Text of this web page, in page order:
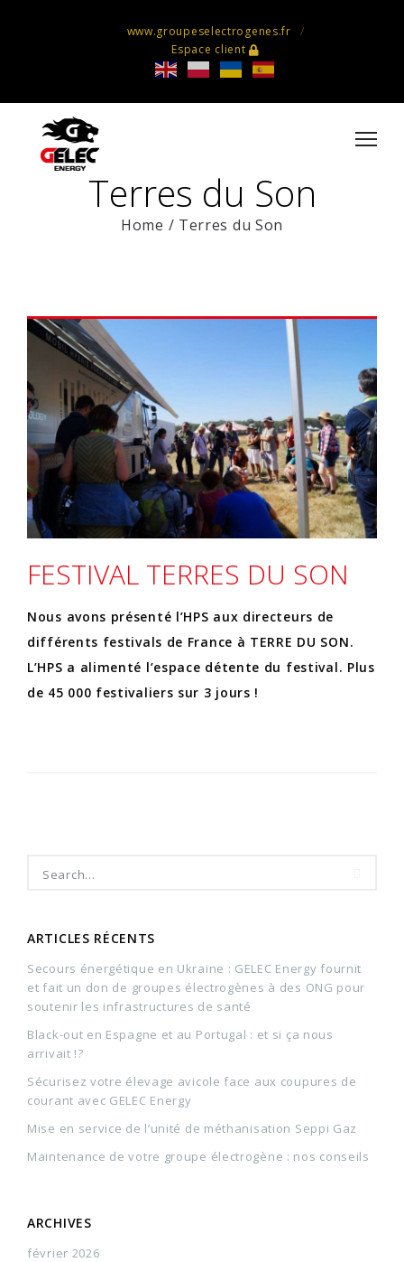
www.groupeselectrogenes.fr
Espace client
Terres du Son
Home / Terres du Son
FESTIVAL TERRES DU SON
Nous avons présenté l’HPS aux directeurs de
différents festivals de France à TERRE DU SON.
L’HPS a alimenté l’espace détente du festival. Plus
de 45 000 festivaliers sur 3 jours !
ARTICLES RÉCENTS
Secours énergétique en Ukraine : GELEC Energy fournit
et fait un don de groupes électrogènes à des ONG pour
soutenir les infrastructures de santé
Black-out en Espagne et au Portugal : et si ça nous
arrivait !?
Sécurisez votre élevage avicole face aux coupures de
courant avec GELEC Energy
Mise en service de l’unité de méthanisation Seppi Gaz
Maintenance de votre groupe électrogène : nos conseils
ARCHIVES
février 2026